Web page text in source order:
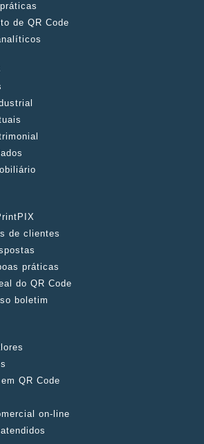
de QR Code
de clientes
práticas
do QR Code
boletim
QR Code
on-line